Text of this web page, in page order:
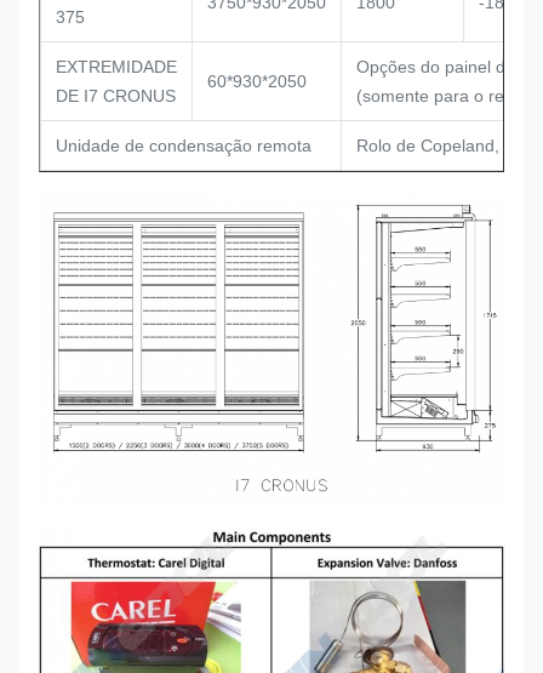
375
EXTREMIDADE
DE I7 CRONUS
60*930*2050
Opções do painel de
(somente para o
Unidade de condensação remota Rolo de Copeland,